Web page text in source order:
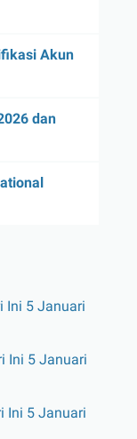
Akun
dan
Ini 5 Januari
Ini 5 Januari
Ini 5 Januari